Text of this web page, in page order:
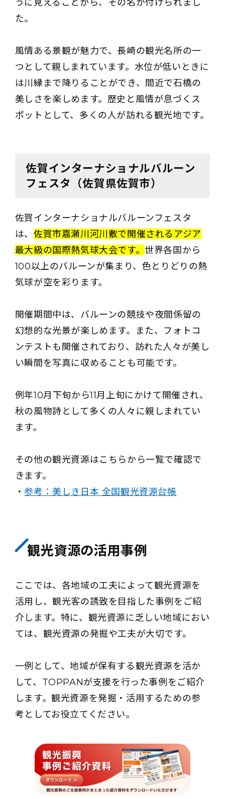
うに見えることから、その名が付けられまし
た。
風情ある景観が魅力で、長崎の観光名所の一
つとして親しまれています。水位が低いときに
は川縁まで降りることができ、間近で石橋の
美しさを楽しめます。歴史と風情が息づくス
ポットとして、多くの人が訪れる観光地です。
佐賀インターナショナルバルーン
フェスタ（佐賀県佐賀市）
佐賀インターナショナルバルーンフェスタ
は、佐賀市嘉瀬川河川敷で開催されるアジア
最大級の国際熱気球大会です。世界各国から
100以上のバルーンが集まり、色とりどりの熱
気球が空を彩ります。
開催期間中は、バルーンの競技や夜間係留の
幻想的な光景が楽しめます。また、フォトコ
ンテストも開催されており、訪れた人々が美し
い瞬間を写真に収めることも可能です。
例年10月下旬から11月上旬にかけて開催され、
秋の風物詩として多くの人々に親しまれてい
ます。
その他の観光資源はこちらから一覧で確認で
きます。
・参考：美しき日本 全国観光資源台帳
観光資源の活用事例
ここでは、各地域の工夫によって観光資源を
活用し、観光客の誘致を目指した事例をご紹
介します。特に、観光資源に乏しい地域におい
ては、観光資源の発掘や工夫が大切です。
一例として、地域が保有する観光資源を活か
して、TOPPANが支援を行った事例をご紹介
します。観光資源を発掘・活用するための参
考としてお役立てください。